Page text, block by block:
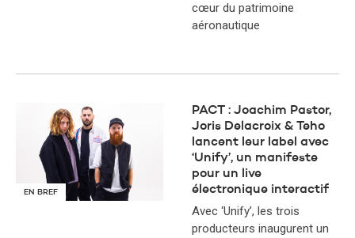
cœur du patrimoine
aéronautique
EN BREF
PACT : Joachim Pastor,
Joris Delacroix & Teho
lancent leur label avec
‘Unify’, un manifeste
pour un live
électronique interactif
Avec ‘Unify’, les trois
producteurs inaugurent un